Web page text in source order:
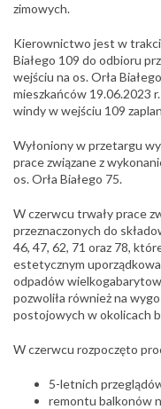
zimowych.
Kierownictwo jest w
Białego 109 do odbioru
wejściu na os. Orła
mieszkańców 19.06.2023
windy w wejściu 109
Wyłoniony w przetargu
prace związane z
os. Orła Białego 75.
W czerwcu trwały prace
przeznaczonych do
46, 47, 62, 71 oraz 78,
estetycznym
odpadów
pozwoliła również na
postojowych w okolicach
W czerwcu rozpoczęto
5-letnich
remontu balkonów